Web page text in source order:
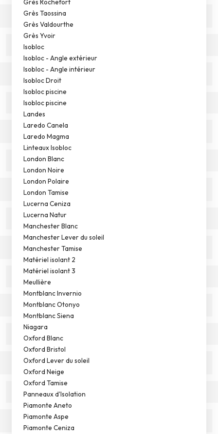
Grès Rochefort
Grès Taossina
Grès Valdourthe
Grès Yvoir
Isobloc
Isobloc - Angle extérieur
Isobloc - Angle intérieur
Isobloc Droit
Isobloc piscine
Isobloc piscine
Landes
Laredo Canela
Laredo Magma
Linteaux Isobloc
London Blanc
London Noire
London Polaire
London Tamise
Lucerna Ceniza
Lucerna Natur
Manchester Blanc
Manchester Lever du soleil
Manchester Tamise
Matériel isolant 2
Matériel isolant 3
Meullière
Montblanc Invernio
Montblanc Otonyo
Montblanc Siena
Niagara
Oxford Blanc
Oxford Bristol
Oxford Lever du soleil
Oxford Neige
Oxford Tamise
Panneaux d'Isolation
Piamonte Aneto
Piamonte Aspe
Piamonte Ceniza